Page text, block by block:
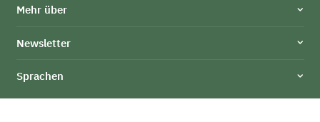
Mehr über
Newsletter
Sprachen